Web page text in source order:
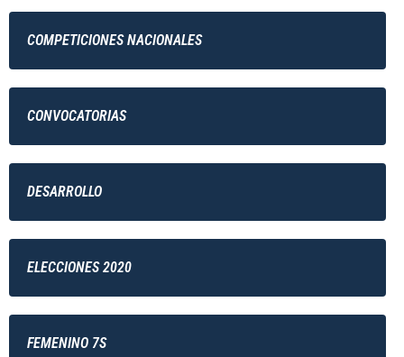
COMPETICIONES NACIONALES
CONVOCATORIAS
DESARROLLO
ELECCIONES 2020
FEMENINO 7S